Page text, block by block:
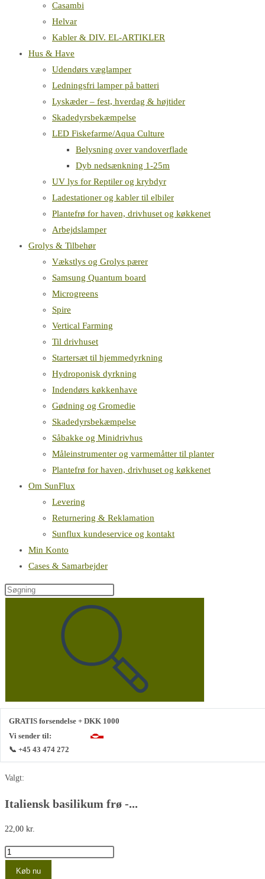
Casambi
Helvar
Kabler & DIV. EL-ARTIKLER
Hus & Have
Udendørs væglamper
Ledningsfri lamper på batteri
Lyskæder – fest, hverdag & højtider
Skadedyrsbekæmpelse
LED Fiskefarme/Aqua Culture
Belysning over vandoverflade
Dyb nedsænkning 1-25m
UV lys for Reptiler og krybdyr
Ladestationer og kabler til elbiler
Plantefrø for haven, drivhuset og køkkenet
Arbejdslamper
Grolys & Tilbehør
Vækstlys og Grolys pærer
Samsung Quantum board
Microgreens
Spire
Vertical Farming
Til drivhuset
Startersæt til hjemmedyrkning
Hydroponisk dyrkning
Indendørs køkkenhave
Gødning og Gromedie
Skadedyrsbekæmpelse
Såbakke og Minidrivhus
Måleinstrumenter og varmemåtter til planter
Plantefrø for haven, drivhuset og køkkenet
Om SunFlux
Levering
Returnering & Reklamation
Sunflux kundeservice og kontakt
Min Konto
Cases & Samarbejder
Søg
GRATIS forsendelse + DKK 1000
Vi sender til:
📞 +45 43 474 272
Valgt:
Italiensk basilikum frø -...
22,00 kr.
Italiensk
basilikum
Køb nu